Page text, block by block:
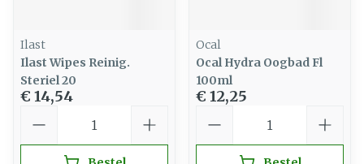
Ilast
Ilast Wipes Reinig.
Steriel 20
€ 14,54
Ocal
Ocal Hydra Oogbad Fl
100ml
€ 12,25